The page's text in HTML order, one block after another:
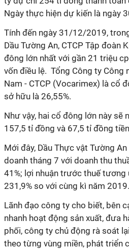
Ngày thực hiện dự kiến là ngày
Tính đến ngày 31/12/2019,
Dầu Tường An, CTCP Tập đoàn
đông lớn nhất với gần 21 triệu
vốn điều lệ. Tổng Công ty Công
Nam - CTCP (Vocarimex) là cổ
sở hữu là 26,55%.
Như vậy, hai cổ đông lớn này sẽ
157,5 tỉ đồng và 67,5 tỉ đồng
Mới đây, Dầu Thực vật Tường
doanh tháng 7 với doanh thu
41%; lợi nhuận trước thuế
231,9% so với cùng kì năm 2019.
Lãnh đạo công ty cho biết, bên
nhanh hoạt động sản xuất, đưa
phối, công ty chủ động rà soát
theo từng vùng miền, phát triển